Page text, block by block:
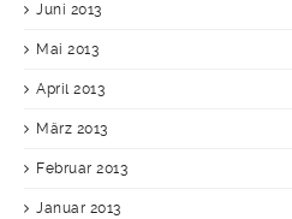
Juni 2013
Mai 2013
April 2013
März 2013
Februar 2013
Januar 2013